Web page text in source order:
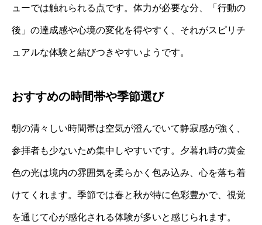
ューでは触れられる点です。体力が必要な分、「行動の
後」の達成感や心境の変化を得やすく、それがスピリチ
ュアルな体験と結びつきやすいようです。
おすすめの時間帯や季節選び
朝の清々しい時間帯は空気が澄んでいて静寂感が強く、
参拝者も少ないため集中しやすいです。夕暮れ時の黄金
色の光は境内の雰囲気を柔らかく包み込み、心を落ち着
けてくれます。季節では春と秋が特に色彩豊かで、視覚
を通じて心が感化される体験が多いと感じられます。